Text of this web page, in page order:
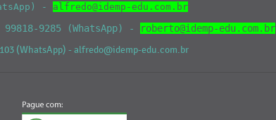
- alfredo@idemp-edu.com.br
9285 (WhatsApp) - roberto@idemp-edu.com.br
(WhatsApp) - alfredo@idemp-edu.com.br